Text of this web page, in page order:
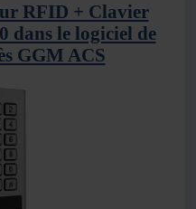
RFID + Clavier
le logiciel de
GGM ACS